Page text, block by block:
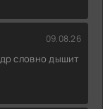
09.08.26
словно дышит